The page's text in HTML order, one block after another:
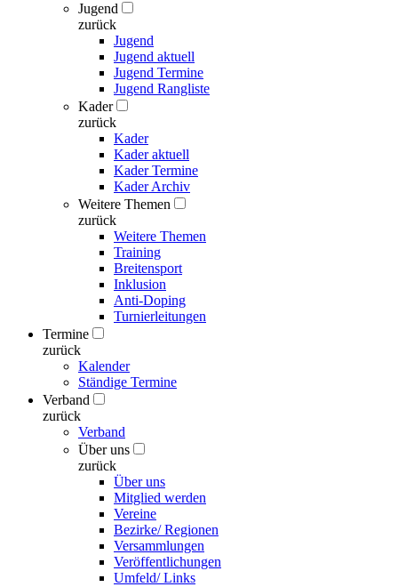
Jugend
zurück
Jugend
Jugend aktuell
Jugend Termine
Jugend Rangliste
Kader
zurück
Kader
Kader aktuell
Kader Termine
Kader Archiv
Weitere Themen
zurück
Weitere Themen
Training
Breitensport
Inklusion
Anti-Doping
Turnierleitungen
Termine
zurück
Kalender
Ständige Termine
Verband
zurück
Verband
Über uns
zurück
Über uns
Mitglied werden
Vereine
Bezirke/ Regionen
Versammlungen
Veröffentlichungen
Umfeld/ Links